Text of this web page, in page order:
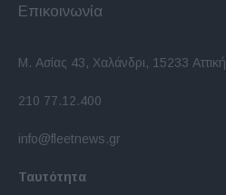
Επικοινωνία
Μ. Ασίας 43, Χαλάνδρι, 15233 Αττική
210 77.12.400
info@fleetnews.gr
Ταυτότητα